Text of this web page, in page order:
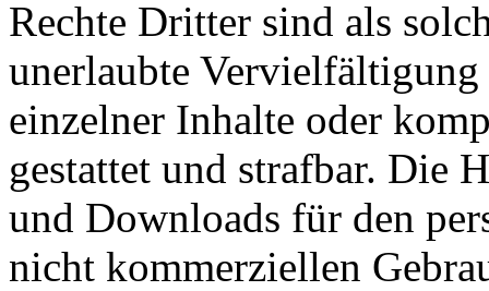
Rechte Dritter sind als
unerlaubte Vervielfältigung
einzelner Inhalte oder
gestattet und strafbar. Die
und Downloads für den
nicht kommerziellen